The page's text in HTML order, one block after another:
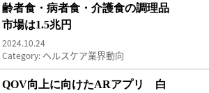
齢者食・病者食・介護食の調理品
市場は1.5兆円
2024.10.24
Category: ヘルスケア業界動向
QOV向上
QOV向上に向けたARアプリ 白